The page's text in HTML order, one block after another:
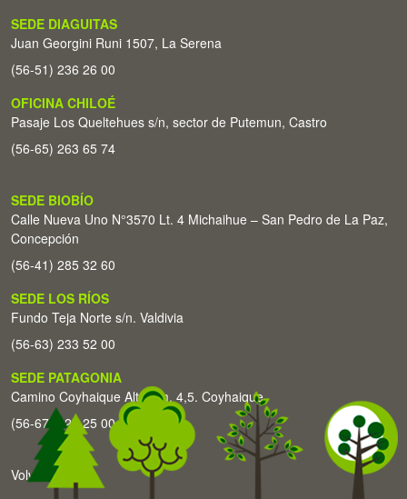
SEDE DIAGUITAS
Juan Georgini Runi 1507, La Serena
(56-51) 236 26 00
OFICINA CHILOÉ
Pasaje Los Queltehues s/n, sector de Putemun, Castro
(56-65) 263 65 74
SEDE BIOBÍO
Calle Nueva Uno N°3570 Lt. 4 Michaihue – San Pedro de La Paz,
Concepción
(56-41) 285 32 60
SEDE LOS RÍOS
Fundo Teja Norte s/n. Valdivia
(56-63) 233 52 00
SEDE PATAGONIA
Camino Coyhaique Alto Km. 4,5. Coyhaique
(56-67) 226 25 00
Volver arriba